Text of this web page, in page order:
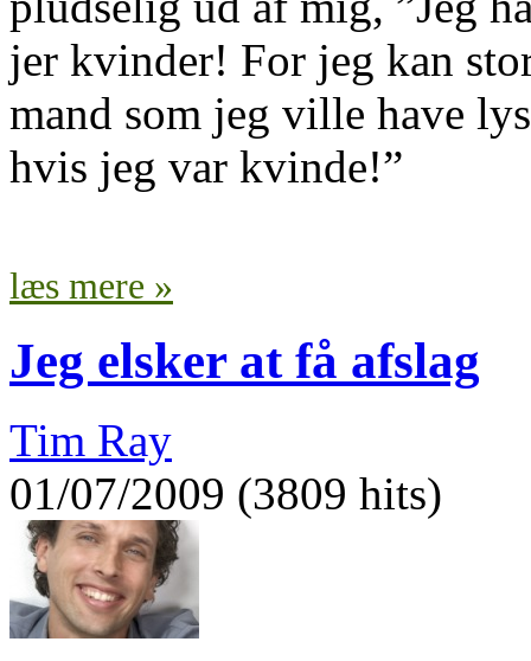
jer kvinder! For jeg kan
mand som jeg ville have
hvis jeg var kvinde!”
læs mere »
Jeg elsker at få afslag
Tim Ray
01/07/2009 (3809 hits)